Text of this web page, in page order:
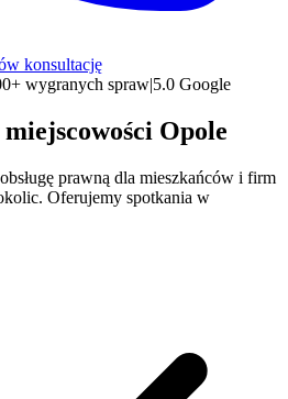
konsultację
wygranych spraw|5.0 Google
Opole
prawną dla mieszkańców i firm
Oferujemy spotkania w